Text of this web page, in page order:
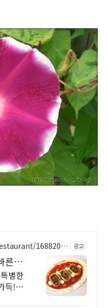
1688205
광고
른
별한
득!